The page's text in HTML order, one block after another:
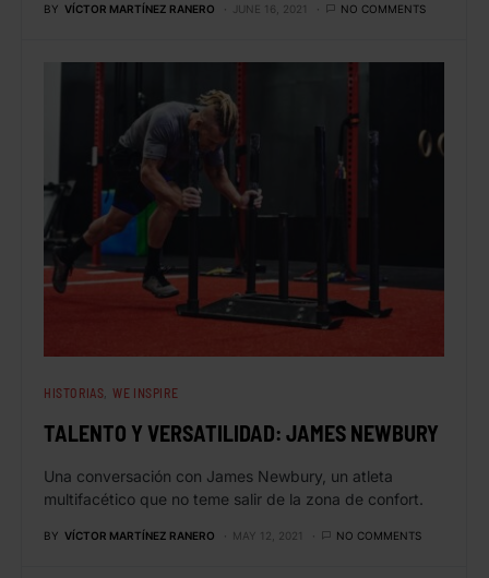
BY VÍCTOR MARTÍNEZ RANERO JUNE 16, 2021 NO COMMENTS
HISTORIAS WE INSPIRE
TALENTO Y VERSATILIDAD: JAMES NEWBURY
Una conversación con James Newbury, un atleta
multifacético que no teme salir de la zona de confort.
BY VÍCTOR MARTÍNEZ RANERO MAY 12, 2021 NO COMMENTS